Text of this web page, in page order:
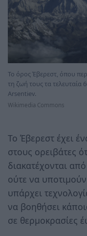
Το όρος Έβερεστ, όπου
τη ζωή τους τα τελευταία
Arsentiev.
Wikimedia Commons
Το Έβερεστ έχει
στους ορειβάτες
διακατέχονται
ούτε να
υπάρχει
να βοηθήσει
σε θερμοκρασίες